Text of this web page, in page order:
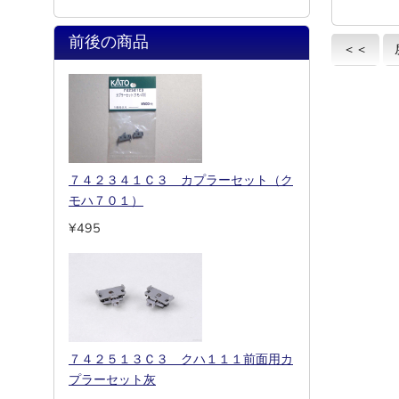
＜＜
前後の商品
７４２３４１Ｃ３ カプラーセット（ク
モハ７０１）
¥495
７４２５１３Ｃ３ クハ１１１前面用カ
プラーセット灰